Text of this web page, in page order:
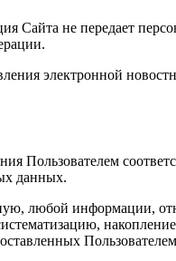
Сайта не передает
электронной
Пользователем
данных.
любой информации,